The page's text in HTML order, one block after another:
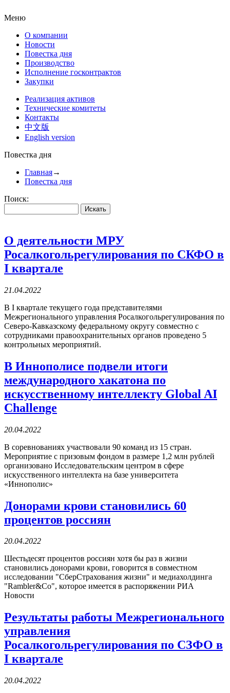
Меню
О компании
Новости
Повестка дня
Производство
Исполнение госконтрактов
Закупки
Реализация активов
Технические комитеты
Контакты
中文版
English version
Повестка дня
Главная→
Повестка дня
Поиск:
О деятельности МРУ
Росалкогольрегулирования по СКФО в
I квартале
21.04.2022
В I квартале текущего года представителями
Межрегионального управления Росалкогольрегулирования по
Северо-Кавказскому федеральному округу совместно с
сотрудниками правоохранительных органов проведено 5
контрольных мероприятий.
В Иннополисе подвели итоги
международного хакатона по
искусственному интеллекту Global AI
Challenge
20.04.2022
В соревнованиях участвовали 90 команд из 15 стран.
Мероприятие с призовым фондом в размере 1,2 млн рублей
организовано Исследовательским центром в сфере
искусственного интеллекта на базе университета
«Иннополис»
Донорами крови становились 60
процентов россиян
20.04.2022
Шестьдесят процентов россиян хотя бы раз в жизни
становились донорами крови, говорится в совместном
исследовании "СберСтрахования жизни" и медиахолдинга
"Rambler&Co", которое имеется в распоряжении РИА
Новости
Результаты работы Межрегионального
управления
Росалкогольрегулирования по СЗФО в
I квартале
20.04.2022